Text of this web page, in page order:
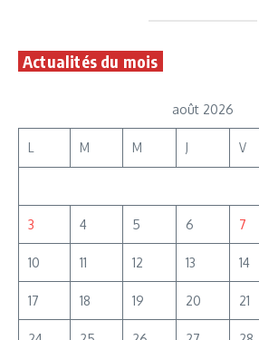
Actualités du mois
août 2026
L M M J V
3 4 5 6 7
10 11 12 13 14
17 18 19 20 21